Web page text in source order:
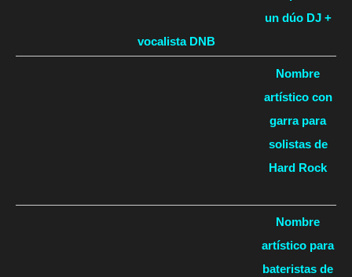
un dúo DJ +
vocalista DNB
Nombre
artístico con
garra para
solistas de
Hard Rock
Nombre
artístico para
bateristas de